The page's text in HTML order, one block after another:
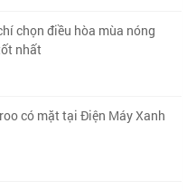
chọn điều hòa mùa nóng
nhất
có mặt tại Điện Máy Xanh